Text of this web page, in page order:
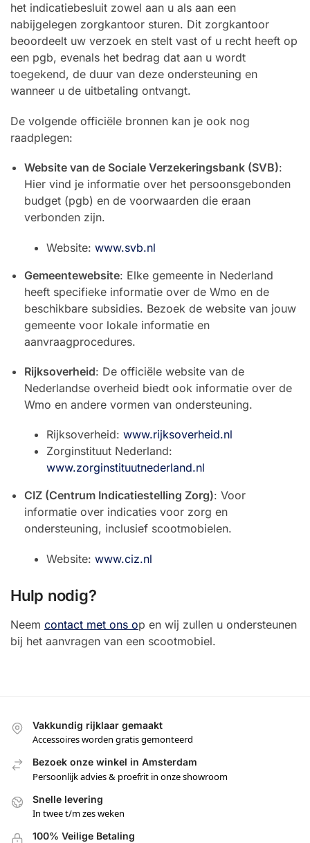
het indicatiebesluit zowel aan u als aan een
nabijgelegen zorgkantoor sturen. Dit zorgkantoor
beoordeelt uw verzoek en stelt vast of u recht heeft op
een pgb, evenals het bedrag dat aan u wordt
toegekend, de duur van deze ondersteuning en
wanneer u de uitbetaling ontvangt.
De volgende officiële bronnen kan je ook nog
raadplegen:
Website van de Sociale Verzekeringsbank (SVB):
Hier vind je informatie over het persoonsgebonden
budget (pgb) en de voorwaarden die eraan
verbonden zijn.
Website: www.svb.nl
Gemeentewebsite: Elke gemeente in Nederland
heeft specifieke informatie over de Wmo en de
beschikbare subsidies. Bezoek de website van jouw
gemeente voor lokale informatie en
aanvraagprocedures.
Rijksoverheid: De officiële website van de
Nederlandse overheid biedt ook informatie over de
Wmo en andere vormen van ondersteuning.
Rijksoverheid: www.rijksoverheid.nl
Zorginstituut Nederland:
www.zorginstituutnederland.nl
CIZ (Centrum Indicatiestelling Zorg): Voor
informatie over indicaties voor zorg en
ondersteuning, inclusief scootmobielen.
Website: www.ciz.nl
Hulp nodig?
Neem contact met ons op en wij zullen u ondersteunen
bij het aanvragen van een scootmobiel.
Vakkundig rijklaar gemaakt
Accessoires worden gratis gemonteerd
Bezoek onze winkel in Amsterdam
Persoonlijk advies & proefrit in onze showroom
Snelle levering
In twee t/m zes weken
100% Veilige Betaling